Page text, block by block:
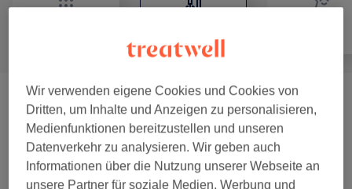
Maniküre & Pediküre (6) ab 15 €
Nagelmodellage 8) ab 28 €
Wir verwenden eigene Cookies und Cookies von
Dritten, um Inhalte und Anzeigen zu personalisieren,
Medienfunktionen bereitzustellen und unseren
Datenverkehr zu analysieren. Wir geben auch
Informationen über die Nutzung unserer Webseite an
unsere Partner für soziale Medien, Werbung und